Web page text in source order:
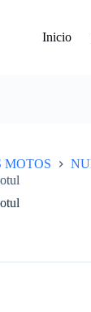
Inicio
MOTOS